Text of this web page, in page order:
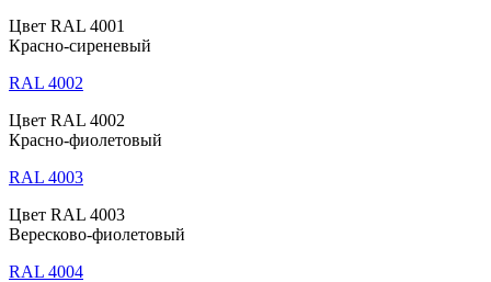
Цвет RAL 4001
Красно-сиреневый
RAL 4002
Цвет RAL 4002
Красно-фиолетовый
RAL 4003
Цвет RAL 4003
Вересково-фиолетовый
RAL 4004